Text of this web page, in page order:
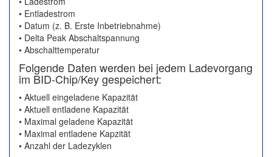
• Entladestrom
• Datum (z. B. Erste Inbetriebnahme)
• Delta Peak Abschaltspannung
• Abschalttemperatur
Folgende Daten werden bei jedem Ladevorgang
im BID-Chip/Key gespeichert:
• Aktuell eingeladene Kapazität
• Aktuell entladene Kapazität
• Maximal geladene Kapazität
• Maximal entladene Kapzität
• Anzahl der Ladezyklen